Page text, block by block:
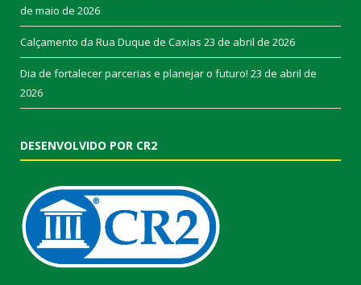
de maio de 2026
Calçamento da Rua Duque de Caxias 23 de abril de 2026
Dia de fortalecer parcerias e planejar o futuro! 23 de abril de
2026
DESENVOLVIDO POR CR2